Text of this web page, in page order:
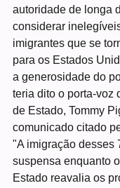
autoridade de longa
considerar
imigrantes que se
para os Estados
a generosidade do
teria dito o porta-voz
de Estado, Tommy
comunicado citado
"A imigração desses
suspensa enquanto
Estado reavalia os